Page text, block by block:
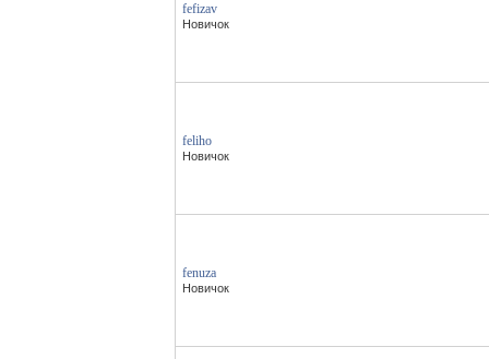
fefizav
Новичок
feliho
Новичок
fenuza
Новичок